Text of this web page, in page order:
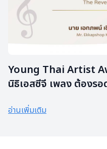
Young Thai Artist
นิธิเอสซีจี เพลง ต้องรอ
อ่านเพิ่มเติม